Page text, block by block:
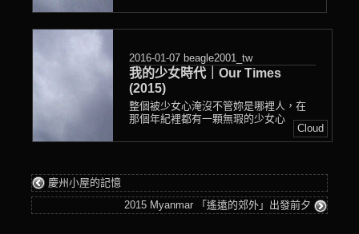
2016-01-07 beagle2001_tw
我的少女時代｜Our Times
(2015)
整個被少女心淹沒不管妳是哪裡人，在
那個年紀裡都有一顆無瑕的少女心
Cloud
慶州小屋的記憶
2015 Myanmar 「遙遠的郊外」出發前夕